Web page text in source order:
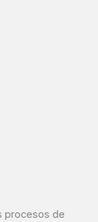
procesos de